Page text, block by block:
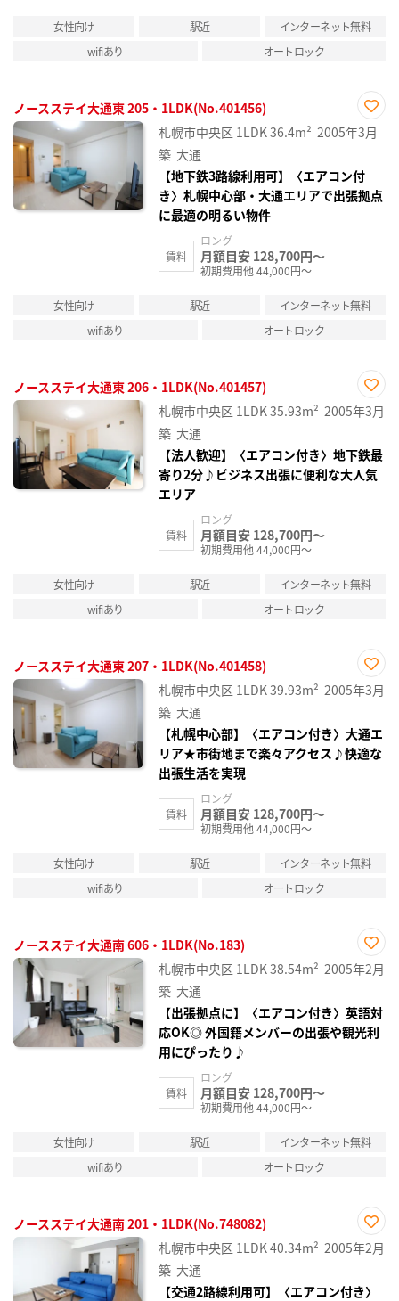
女性向け 駅近
インターネット無料
wifiあり
オートロック
ノースステイ大通東 205・1LDK(No.401456)
お気
に入
札幌市中央区 1LDK36.4m² 2005年3月
築 大通
【地下鉄3路線利用可】〈エアコン付
き〉札幌中心部・大通エリアで出張拠点
に最適の明るい物件
賃料
ロング
月額目安 128,700円～
初期費用他 44,000円～
女性向け 駅近
インターネット無料
wifiあり
オートロック
ノースステイ大通東 206・1LDK(No.401457)
お気
に入
札幌市中央区 1LDK35.93m² 2005年3月
築 大通
【法人歓迎】〈エアコン付き〉地下鉄最
寄り2分♪ビジネス出張に便利な大人気
エリア
賃料
ロング
月額目安 128,700円～
初期費用他 44,000円～
女性向け 駅近
インターネット無料
wifiあり
オートロック
ノースステイ大通東 207・1LDK(No.401458)
お気
に入
札幌市中央区 1LDK39.93m² 2005年3月
築 大通
【札幌中心部】〈エアコン付き〉大通エ
リア★市街地まで楽々アクセス♪快適な
出張生活を実現
賃料
ロング
月額目安 128,700円～
初期費用他 44,000円～
女性向け 駅近
インターネット無料
wifiあり
オートロック
ノースステイ大通南 606・1LDK(No.183)
お気
に入
札幌市中央区 1LDK38.54m² 2005年2月
築 大通
【出張拠点に】〈エアコン付き〉英語対
応OK◎ 外国籍メンバーの出張や観光利
用にぴったり♪
賃料
ロング
月額目安 128,700円～
初期費用他 44,000円～
女性向け 駅近
インターネット無料
wifiあり
オートロック
ノースステイ大通南 201・1LDK(No.748082)
お気
に入
札幌市中央区 1LDK40.34m² 2005年2月
築 大通
【交通2路線利用可】〈エアコン付き〉